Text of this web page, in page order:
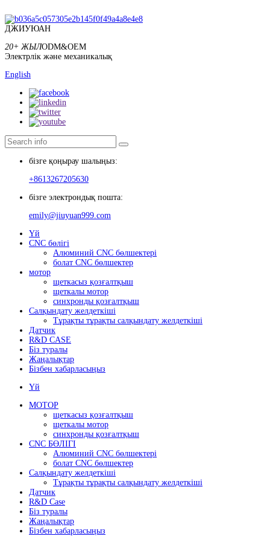
ДЖИУЮАН
20+ ЖЫЛODM&OEM
Электрлік және механикалық
English
бізге қоңырау шалыңыз:
+8613267205630
бізге электрондық пошта:
emily@jiuyuan999.com
Үй
CNC бөлігі
Алюминий CNC бөлшектері
болат CNC бөлшектер
мотор
щеткасыз қозғалтқыш
щеткалы мотор
синхронды қозғалтқыш
Салқындату желдеткіші
Тұрақты тұрақты салқындату желдеткіші
Датчик
R&D CASE
Біз туралы
Жаңалықтар
Бізбен хабарласыңыз
Үй
МОТОР
щеткасыз қозғалтқыш
щеткалы мотор
синхронды қозғалтқыш
CNC БӨЛІГІ
Алюминий CNC бөлшектері
болат CNC бөлшектер
Салқындату желдеткіші
Тұрақты тұрақты салқындату желдеткіші
Датчик
R&D Case
Біз туралы
Жаңалықтар
Бізбен хабарласыңыз